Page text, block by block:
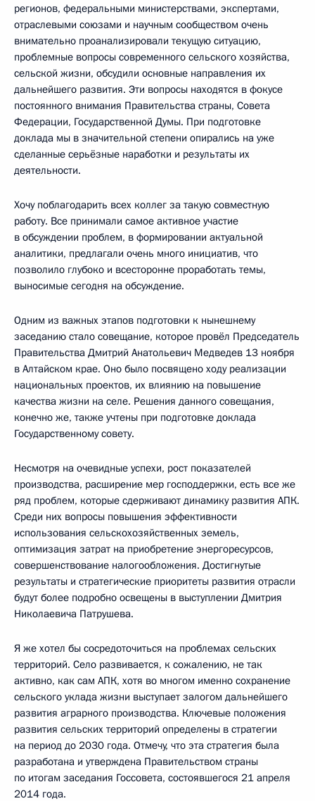
регионов, федеральными министерствами, экспертами,
отраслевыми союзами и научным сообществом очень
внимательно проанализировали текущую ситуацию,
проблемные вопросы современного сельского хозяйства,
сельской жизни, обсудили основные направления их
дальнейшего развития. Эти вопросы находятся в фокусе
постоянного внимания Правительства страны, Совета
Федерации, Государственной Думы. При подготовке
доклада мы в значительной степени опирались на уже
сделанные серьёзные наработки и результаты их
деятельности.
Хочу поблагодарить всех коллег за такую совместную
работу. Все принимали самое активное участие
в обсуждении проблем, в формировании актуальной
аналитики, предлагали очень много инициатив, что
позволило глубоко и всесторонне проработать темы,
выносимые сегодня на обсуждение.
Одним из важных этапов подготовки к нынешнему
заседанию стало совещание, которое провёл Председатель
Правительства Дмитрий Анатольевич Медведев 13 ноября
в Алтайском крае. Оно было посвящено ходу реализации
национальных проектов, их влиянию на повышение
качества жизни на селе. Решения данного совещания,
конечно же, также учтены при подготовке доклада
Государственному совету.
Несмотря на очевидные успехи, рост показателей
производства, расширение мер господдержки, есть все же
ряд проблем, которые сдерживают динамику развития АПК.
Среди них вопросы повышения эффективности
использования сельскохозяйственных земель,
оптимизация затрат на приобретение энергоресурсов,
совершенствование налогообложения. Достигнутые
результаты и стратегические приоритеты развития отрасли
будут более подробно освещены в выступлении Дмитрия
Николаевича Патрушева.
Я же хотел бы сосредоточиться на проблемах сельских
территорий. Село развивается, к сожалению, не так
активно, как сам АПК, хотя во многом именно сохранение
сельского уклада жизни выступает залогом дальнейшего
развития аграрного производства. Ключевые положения
развития сельских территорий определены в стратегии
на период до 2030 года. Отмечу, что эта стратегия была
разработана и утверждена Правительством страны
по итогам заседания Госсовета, состоявшегося 21 апреля
2014 года.